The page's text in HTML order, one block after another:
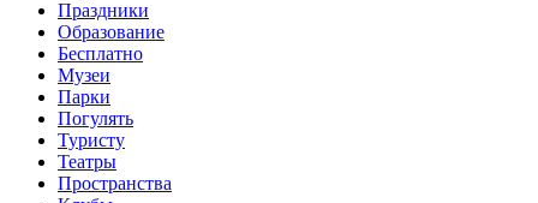
Праздники
Образование
Бесплатно
Музеи
Парки
Погулять
Туристу
Театры
Пространства